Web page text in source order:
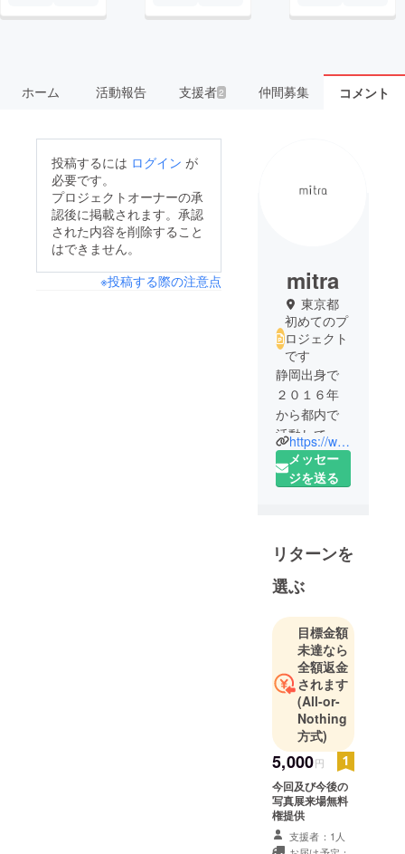
ホーム 活動報告 支援者 2 仲間募集 コメント
投稿するには ログイン が
必要です。
プロジェクトオーナーの承
認後に掲載されます。承認
された内容を削除すること
はできません。
※投稿する際の注意点
mitra
東京都
初めてのプ
ロジェクト
です
静岡出身で
２０１６年
から都内で
活動してい
るフリーラ
ンスの写真
https://www.instagram.com/__m_i_t_r_a__/
メッセー
ジを送る
リターンを
選ぶ
目標金額
未達なら
全額返金
されます
(All-or-
Nothing
方式)
5,000円
今回及び今後の
写真展来場無料
権提供
支援者：1人